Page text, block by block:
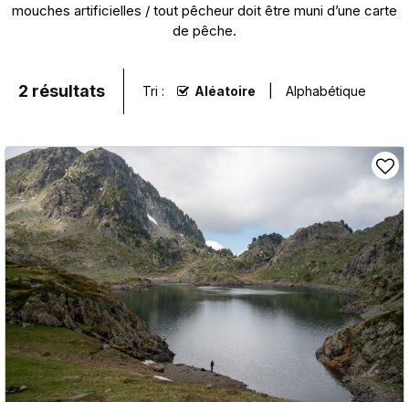
mouches artificielles / tout pêcheur doit être muni d’une carte
de pêche.
2 résultats Tri : Aléatoire Alphabétique